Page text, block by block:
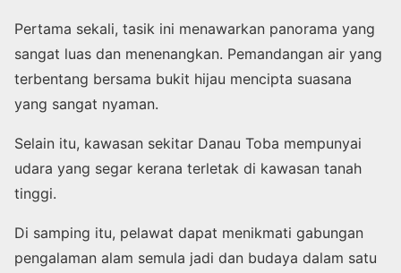
Pertama sekali, tasik ini menawarkan panorama yang
sangat luas dan menenangkan. Pemandangan air yang
terbentang bersama bukit hijau mencipta suasana
yang sangat nyaman.
Selain itu, kawasan sekitar Danau Toba mempunyai
udara yang segar kerana terletak di kawasan tanah
tinggi.
Di samping itu, pelawat dapat menikmati gabungan
pengalaman alam semula jadi dan budaya dalam satu